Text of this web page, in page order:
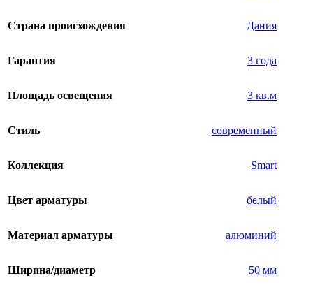
Страна происхождения Дания
Гарантия 3 года
Площадь освещения 3 кв.м
Стиль современный
Коллекция Smart
Цвет арматуры белый
Материал арматуры алюминий
Ширина/диаметр 50 мм